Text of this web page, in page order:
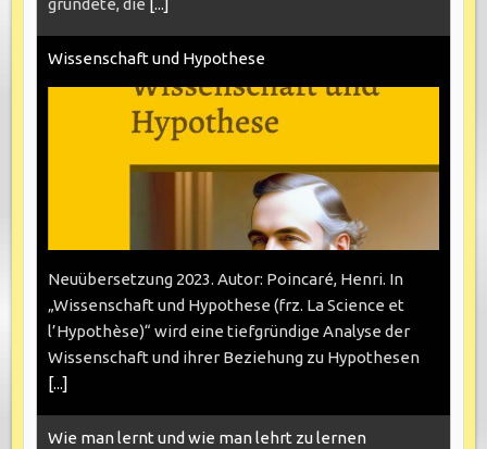
Wissenschaft und Hypothese
Neuübersetzung 2023. Autor: Poincaré, Henri. In
„Wissenschaft und Hypothese (frz. La Science et
l’Hypothèse)“ wird eine tiefgründige Analyse der
Wissenschaft und ihrer Beziehung zu Hypothesen
[...]
Wie man lernt und wie man lehrt zu lernen